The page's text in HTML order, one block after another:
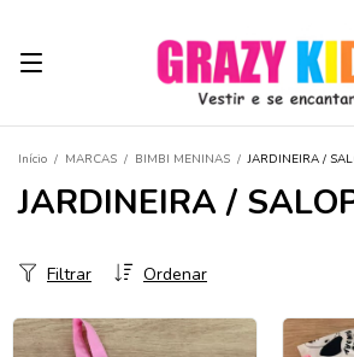
Início / MARCAS / BIMBI MENINAS / JARDINEIRA /
JARDINEIRA /
Ordenar
Filtrar